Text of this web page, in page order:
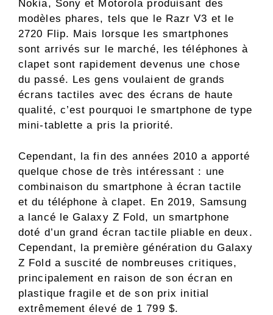
Nokia, Sony et Motorola produisant des
modèles phares, tels que le Razr V3 et le
2720 Flip. Mais lorsque les smartphones
sont arrivés sur le marché, les téléphones à
clapet sont rapidement devenus une chose
du passé. Les gens voulaient de grands
écrans tactiles avec des écrans de haute
qualité, c’est pourquoi le smartphone de type
mini-tablette a pris la priorité.
Cependant, la fin des années 2010 a apporté
quelque chose de très intéressant : une
combinaison du smartphone à écran tactile
et du téléphone à clapet. En 2019, Samsung
a lancé le Galaxy Z Fold, un smartphone
doté d’un grand écran tactile pliable en deux.
Cependant, la première génération du Galaxy
Z Fold a suscité de nombreuses critiques,
principalement en raison de son écran en
plastique fragile et de son prix initial
extrêmement élevé de 1 799 $.